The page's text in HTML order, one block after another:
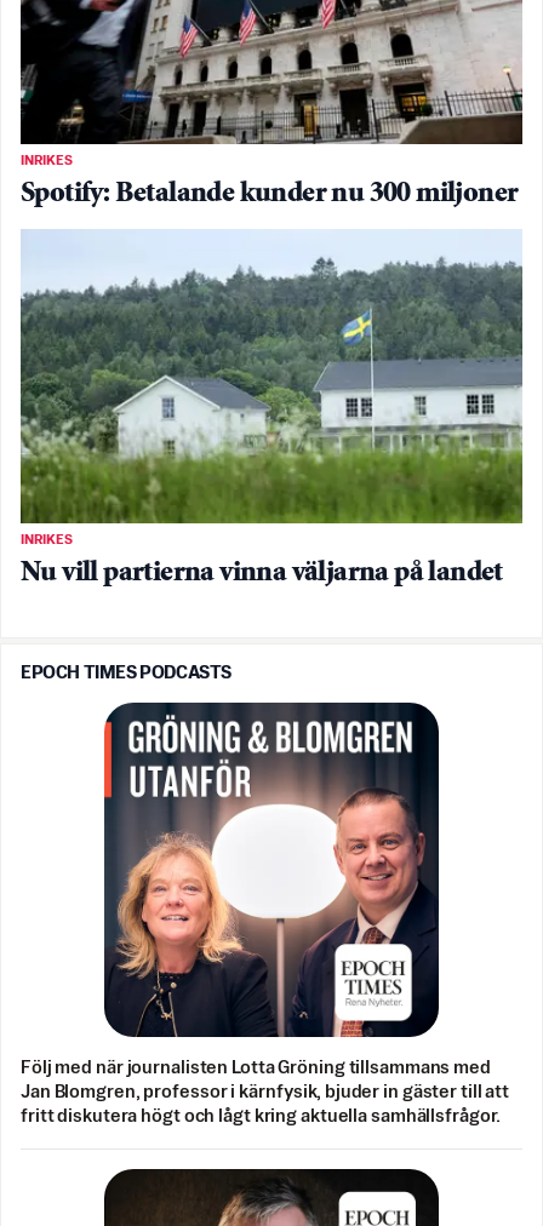
INRIKES
Spotify: Betalande kunder nu 300 miljoner
INRIKES
Nu vill partierna vinna väljarna på landet
EPOCH TIMES PODCASTS
Följ med när journalisten Lotta Gröning tillsammans med
Jan Blomgren, professor i kärnfysik, bjuder in gäster till att
fritt diskutera högt och lågt kring aktuella samhällsfrågor.